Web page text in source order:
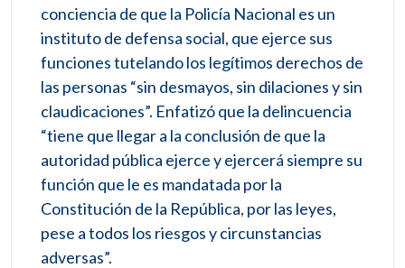
conciencia de que la Policía Nacional es un
instituto de defensa social, que ejerce sus
funciones tutelando los legítimos derechos de
las personas “sin desmayos, sin dilaciones y sin
claudicaciones”. Enfatizó que la delincuencia
“tiene que llegar a la conclusión de que la
autoridad pública ejerce y ejercerá siempre su
función que le es mandatada por la
Constitución de la República, por las leyes,
pese a todos los riesgos y circunstancias
adversas”.